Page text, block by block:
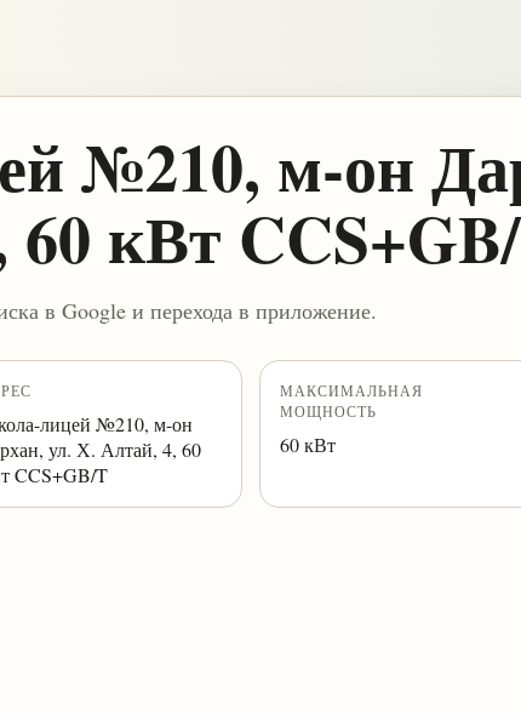
№210, м-он
кВт
в Google и перехода в приложение.
лицей №210, м-он
ул. Х. Алтай, 4, 60
CCS+GB/T
МАКСИМАЛЬНАЯ
МОЩНОСТЬ
60 кВт